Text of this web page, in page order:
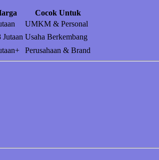
Cocok Untuk
UMKM & Personal
Jutaan Usaha Berkembang
Perusahaan & Brand